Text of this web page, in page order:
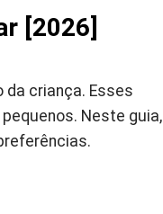
[2026]
criança. Esses
Neste guia,